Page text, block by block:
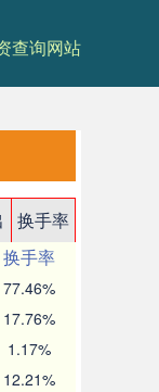
查询网站
换手率
换手率
77.46%
17.76%
1.17%
12.21%